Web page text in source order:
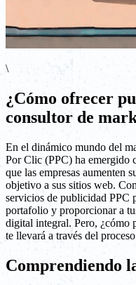
\
¿Cómo ofrecer
consultor de
En el dinámico mundo del
Por Clic (PPC) ha emergido
que las empresas aumenten
objetivo a sus sitios web.
servicios de publicidad PPC
portafolio y proporcionar a
digital integral. Pero, ¿cómo
te llevará a través del
Comprendiendo